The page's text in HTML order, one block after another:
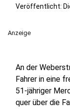
Veröffentlicht:
Anzeige
An der
Fahrer in eine
51-jähriger
quer über die